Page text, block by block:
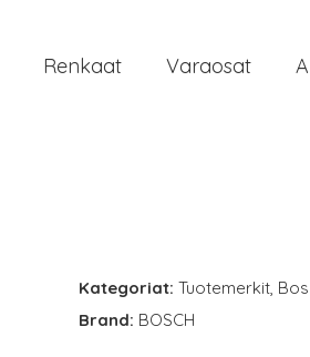
Renkaat Varaosat
Kategoriat: Tuotemerkit,
Brand: BOSCH